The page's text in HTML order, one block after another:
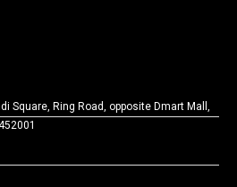
Square, Ring Road, opposite Dmart Mall,